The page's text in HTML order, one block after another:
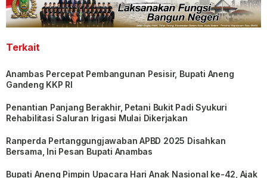
Terkait
Anambas Percepat Pembangunan Pesisir, Bupati Aneng
Gandeng KKP RI
Penantian Panjang Berakhir, Petani Bukit Padi Syukuri
Rehabilitasi Saluran Irigasi Mulai Dikerjakan
Ranperda Pertanggungjawaban APBD 2025 Disahkan
Bersama, Ini Pesan Bupati Anambas
Bupati Aneng Pimpin Upacara Hari Anak Nasional ke-42, Ajak